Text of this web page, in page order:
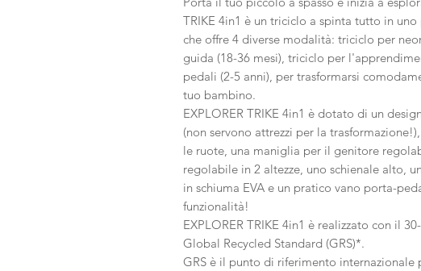
TRIKE 4in1 è un triciclo a spinta tutto in
che offre 4 diverse modalità: triciclo per
guida (18-36 mesi), triciclo per
pedali (2-5 anni), per trasformarsi
tuo bambino.
EXPLORER TRIKE 4in1 è dotato di un
(non servono attrezzi per la
le ruote, una maniglia per il genitore
regolabile in 2 altezze, uno schienale alto,
in schiuma EVA e un pratico vano porta-
funzionalità!
EXPLORER TRIKE 4in1 è realizzato con il
Global Recycled Standard (GRS)*.
GRS è il punto di riferimento internazionale